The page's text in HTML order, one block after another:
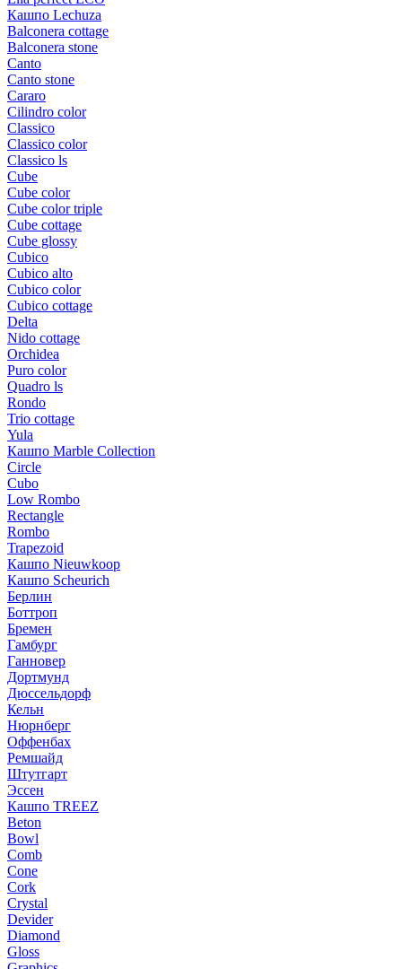
Кашпо Lechuza
Balconera cottage
Balconera stone
Canto
Canto stone
Cararo
Cilindro color
Classico
Classico color
Classico ls
Cube
Cube color
Cube color triple
Cube cottage
Cube glossy
Cubico
Cubico alto
Cubico color
Cubico cottage
Delta
Nido cottage
Orchidea
Puro color
Quadro ls
Rondo
Trio cottage
Yula
Кашпо Marble Collection
Circle
Cubo
Low Rombo
Rectangle
Rombo
Trapezoid
Кашпо Nieuwkoop
Кашпо Scheurich
Берлин
Боттроп
Бремен
Гамбург
Ганновер
Дортмунд
Дюссельдорф
Кельн
Нюрнберг
Оффенбах
Ремшайд
Штутгарт
Эссен
Кашпо TREEZ
Beton
Bowl
Comb
Cone
Cork
Crystal
Devider
Diamond
Gloss